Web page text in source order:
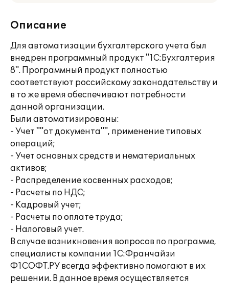
Описание
Для автоматизации бухгалтерского учета был
внедрен программный продукт "1С:Бухгалтерия
8". Программный продукт полностью
соответствуют российскому законодательству и
в то же время обеспечивают потребности
данной организации.
Были автоматизированы:
- Учет ""от документа"", применение типовых
операций;
- Учет основных средств и нематериальных
активов;
- Распределение косвенных расходов;
- Расчеты по НДС;
- Кадровый учет;
- Расчеты по оплате труда;
- Налоговый учет.
В случае возникновения вопросов по программе,
специалисты компании 1С:Франчайзи
Ф1СОФТ.РУ всегда эффективно помогают в их
решении. В данное время осуществляется